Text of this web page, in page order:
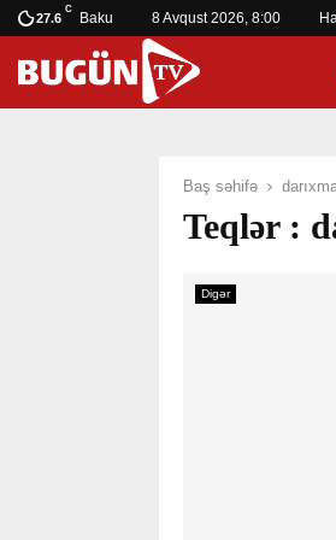
27.6
C
Baku 8 Avqust 2026, 8:00
Baş səhifə
Teqlər :
Digər